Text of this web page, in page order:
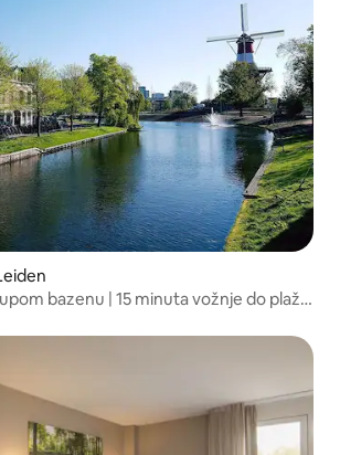
bazenu | 15 minuta vožnje do plaže